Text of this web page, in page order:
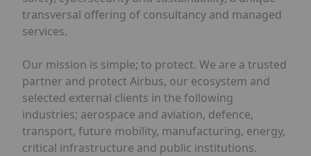
transversal offering of consultancy and managed
services.
Our mission is simple; to protect. We are a trusted
partner and protect Airbus, our ecosystem and
selected external clients in the following
industries; aerospace and aviation, defence,
transport, future mobility, manufacturing, energy,
critical infrastructure and public institutions.